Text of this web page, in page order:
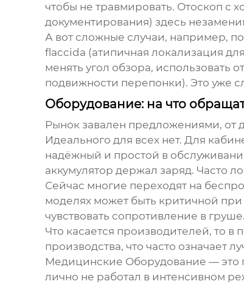
чтобы не травмировать. Отоскоп с
документирования) здесь
А вот сложные случаи, например,
flaccida (атипичная локализация
менять угол обзора, использовать
подвижности перепонки). Это уже
Оборудование: на что
Рынок завален предложениями, от
Идеального для всех нет. Для
надёжный и простой в
аккумулятор держал заряд. Часто
Сейчас многие переходят на
моделях может быть критичной
чувствовать сопротивление в
Что касается производителей, то
производства, что часто
Медицинские Оборудование — это
лично не работал в интенсивном